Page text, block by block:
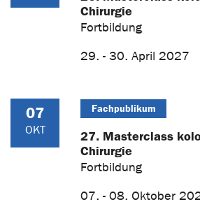
Chirurgie
Fortbildung
29. - 30. April 2027
07
OKT
Fachpublikum
27. Masterclass
Chirurgie
Fortbildung
07. - 08. Oktober